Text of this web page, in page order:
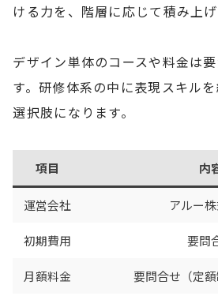
ける力を、階層に応じて積み上げ
デザイン単体のコースや料金は
す。研修体系の中に表現スキル
選択肢になります。
項目 内
運営会社 アルー
初期費用 要問
月額料金 要問合せ（定額